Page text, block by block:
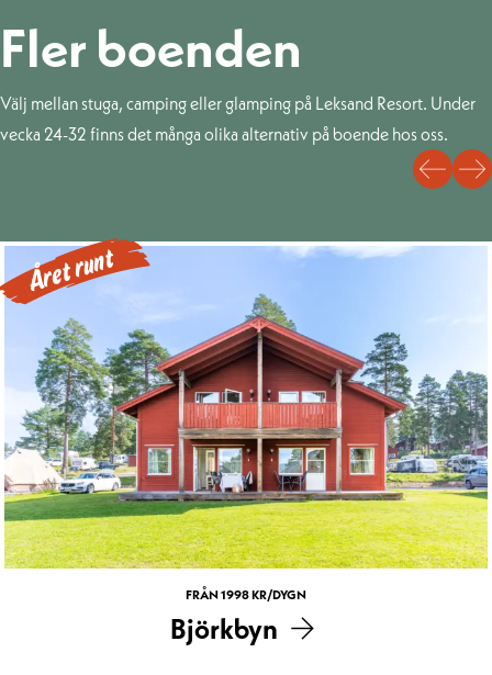
Fler boenden
Välj mellan stuga, camping eller glamping på Leksand Resort. Under
vecka 24-32 finns det många olika alternativ på boende hos oss.
Året runt
FRÅN 1998 KR/DYGN
Björkbyn